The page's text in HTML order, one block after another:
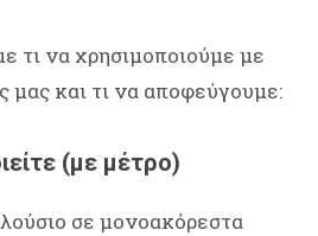
τι να χρησιμοποιούμε με
μας και τι να αποφεύγουμε:
(με μέτρο)
σε μονοακόρεστα